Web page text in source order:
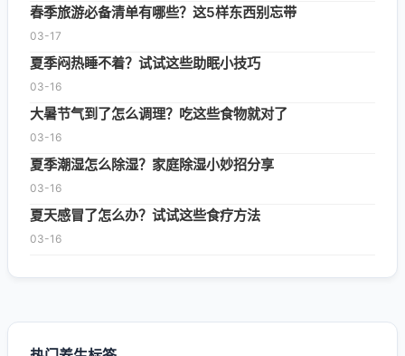
春季旅游必备清单有哪些？这5样东西别忘带
03-17
夏季闷热睡不着？试试这些助眠小技巧
03-16
大暑节气到了怎么调理？吃这些食物就对了
03-16
夏季潮湿怎么除湿？家庭除湿小妙招分享
03-16
夏天感冒了怎么办？试试这些食疗方法
03-16